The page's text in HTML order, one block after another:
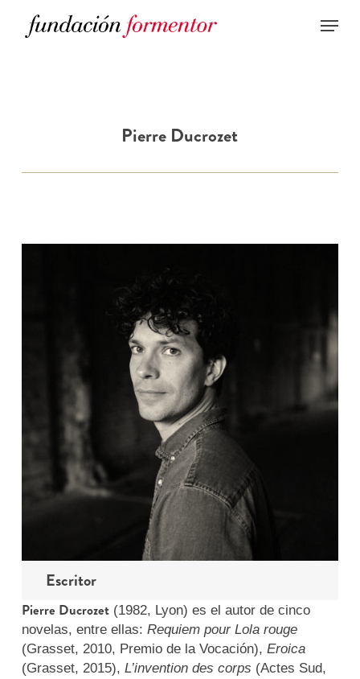
Pierre Ducrozet
Escritor
Pierre Ducrozet(1982, Lyon) es el autor de cinco
novelas, entre ellas: Requiem pour Lola rouge
(Grasset, 2010, Premio de la Vocación), Eroica
(Grasset, 2015), L’invention des corps (Actes Sud,